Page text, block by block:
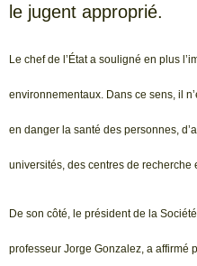
le jugent approprié.
Le chef de l’État a souligné en plus
environnementaux. Dans ce sens, il
en danger la santé des personnes,
universités, des centres de recherche
De son côté, le président de la
professeur Jorge Gonzalez, a affirmé